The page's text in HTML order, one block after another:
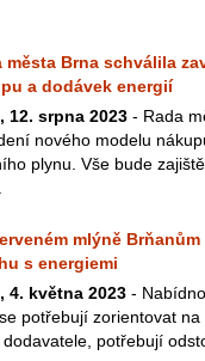
města Brna schválila
a dodávek energií
12. srpna 2023 - Rada
nového modelu
plynu. Vše bude
mlýně
s energiemi
4. května 2023 -
potřebují zorientovat
dodavatele, potřebují